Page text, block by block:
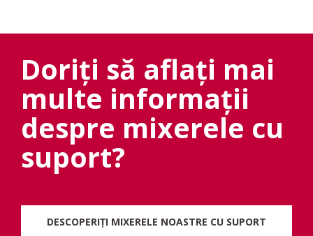
Doriți să aflați mai
multe informații
despre mixerele cu
suport?
DESCOPERIȚI MIXERELE NOASTRE CU SUPORT